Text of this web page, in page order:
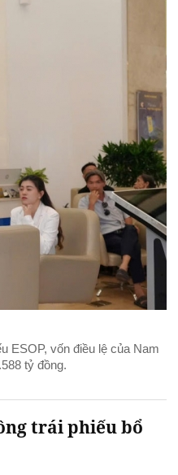
ESOP, vốn điều lệ của Nam
tỷ đồng.
trái phiếu bổ